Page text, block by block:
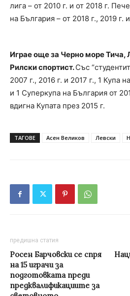
лига – от 2010 г. и от 2018 г.
на България – от 2018 г., 2019 г.
Играе още за Черно море Тича,
Рилски спортист.Със
2007 г., 2016 г. и 2017 г., 1 Купа
и 1 Суперкупа на България от
вдигна Купата през 2015 г.
ТАГОВЕ Асен Великов Левски
предишна статия
Росен Барчовски се спря
на 15 играчи за
подготовката преди
предквалификациите за